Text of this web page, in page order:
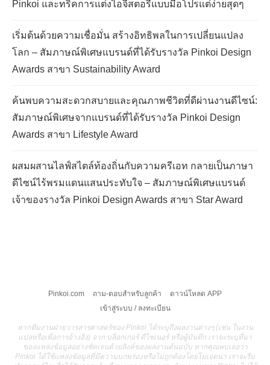
Pinkoi และทริคการแต่งไอจีสตอรี่แบบมือโปรแต่ง่ายสุดๆ
เริ่มต้นด้วยความเชื่อมั่น สร้างอิทธิพลในการเปลี่ยนแปลง
โลก – สัมภาษณ์พิเศษแบรนด์ที่ได้รับรางวัล Pinkoi Design
Awards สาขา Sustainability Award
ค้นพบความสะดวกสบายและคุณภาพชีวิตที่ดีผ่านงานดีไซน์:
สัมภาษณ์พิเศษจากแบรนด์ที่ได้รับรางวัล Pinkoi Design
Awards สาขา Lifestyle Award
ผสมผสานไลฟ์สไตล์ท้องถิ่นกับความครีเอท กลายเป็นภาษา
ดีไซน์ไร้พรมแดนแสนประทับใจ – สัมภาษณ์พิเศษแบรนด์
เจ้าของรางวัล Pinkoi Design Awards สาขา Star Award
Pinkoi.com ถาม-ตอบสำหรับลูกค้า
ดาวน์โหลด APP
เข้าสู่ระบบ / ลงทะเบียน
หากทีมงานฝ่ายวารสารศาสตร์ของ Pinkoi ได้ระบุถึงผลงานต่างๆ (เช่น ในงาน
แปลหรือเพื่อการอ้างอิง) จาก บล็อกเกอร์ ดีไซเนอร์ หรือผู้บันทึก เราจะระบุที่มา
ของแหล่งข้อมูลอย่างชัดเจนด้วยลิงค์ของผลงานต้นฉบับ หากคุณพบเจอว่า
Pinkoi ได้ใช้แหล่งข้อมูลที่มีความบกพร่องหรือไม่ถูกต้องโดยไม่เจตนา เราจะรีบ